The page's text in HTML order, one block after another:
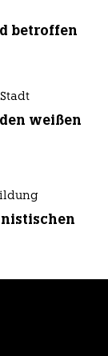
betroffen
weißen